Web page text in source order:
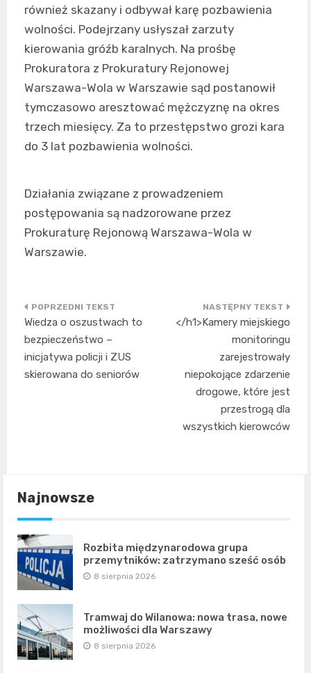
również skazany i odbywał karę pozbawienia
wolności. Podejrzany usłyszał zarzuty
kierowania gróźb karalnych. Na prośbę
Prokuratora z Prokuratury Rejonowej
Warszawa-Wola w Warszawie sąd postanowił
tymczasowo aresztować mężczyznę na okres
trzech miesięcy. Za to przestępstwo grozi kara
do 3 lat pozbawienia wolności.
Działania związane z prowadzeniem
postępowania są nadzorowane przez
Prokuraturę Rejonową Warszawa-Wola w
Warszawie.
Nawigacja
wpisu
Wiedza o oszustwach to
bezpieczeństwo –
inicjatywa policji i ZUS
skierowana do seniorów
</h1>Kamery miejskiego
monitoringu
zarejestrowały
niepokojące zdarzenie
drogowe, które jest
przestrogą dla
wszystkich kierowców
Najnowsze
Rozbita międzynarodowa grupa
przemytników: zatrzymano sześć osób
8 sierpnia 2026
Tramwaj do Wilanowa: nowa trasa, nowe
możliwości dla Warszawy
8 sierpnia 2026